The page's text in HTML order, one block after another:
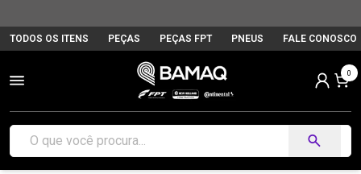
TODOS OS ITENS PEÇAS PEÇAS FPT PNEUS FALE CONOSCO
0